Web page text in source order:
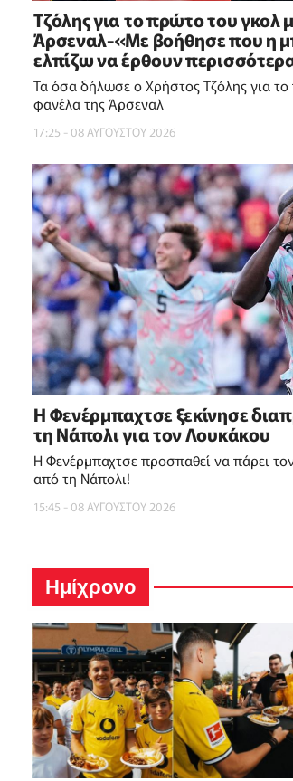
Τζόλης για το πρώτο του γκολ
Άρσεναλ-«Με βοήθησε που η
ελπίζω να έρθουν
Τα όσα δήλωσε ο Χρήστος Τζόλης για
φανέλα της Άρσεναλ
17:25 - 08 ΑΥΓΟΥΣΤΟΥ 2026
Η Φενέρμπαχτσε ξεκίνησε
τη Νάπολι για τον Λουκάκου
Η Φενέρμπαχτσε προσπαθεί να πάρει
από τη Νάπολι!
15:45 - 08 ΑΥΓΟΥΣΤΟΥ 2026
Ημίχρονο